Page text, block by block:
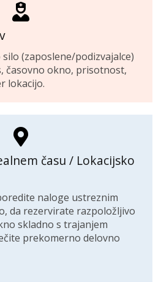
(zaposlene/podizvajalce)
časovno okno, prisotnost,
lokacijo.
času / Lokacijsko
naloge ustreznim
da rezervirate razpoložljivo
skladno s trajanjem
prekomerno delovno